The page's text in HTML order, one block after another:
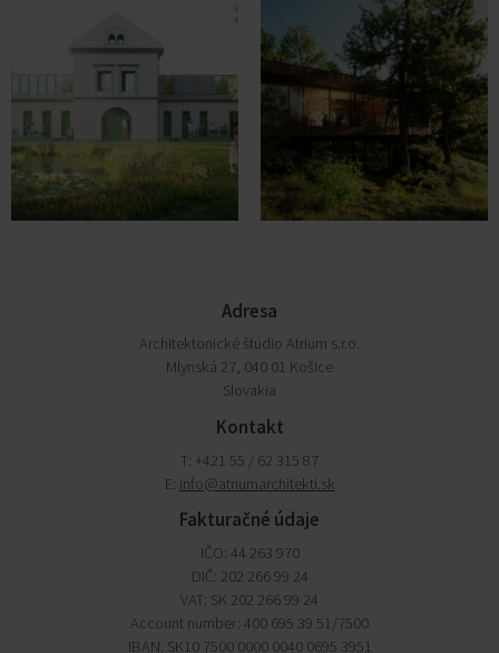
Adresa
Architektonické štúdio Atrium s.r.o.
Mlynská 27, 040 01 Košice
Slovakia
Kontakt
T: +421 55 / 62 315 87
E: info@atriumarchitekti.sk
Fakturačné údaje
IČO: 44 263 970
DIČ: 202 266 99 24
VAT: SK 202 266 99 24
Account number: 400 695 39 51/7500
IBAN: SK10 7500 0000 0040 0695 3951